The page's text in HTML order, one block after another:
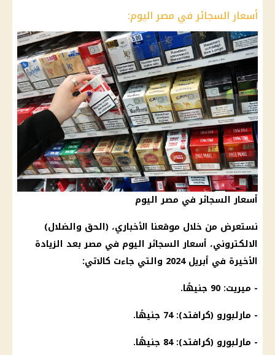
أسعار السجائر في مصر اليوم:
أسعار السجائر في مصر اليوم
نستعرض من خلال موقعنا الأخباري، (الحق والضلال)
الالكتروني، أسعار السجائر اليوم في مصر بعد الزيادة
الأخيرة في أبريل 2024 والتي جاءت كالاتي:
- ميريت: 90 جنيهًا.
- مارلبورو (كرافتد): 74 جنيهًا.
- مارلبورو (كرافتد): 84 جنيهًا.